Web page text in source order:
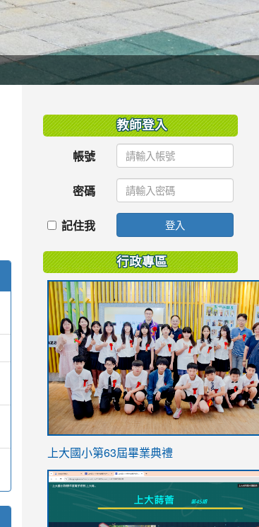
教師登入
帳號
密碼
記住我 登入
行政專區
link
https://sites.google.com/stes.tyc.edu.tw/
上大國小第63屆畢業典禮
link